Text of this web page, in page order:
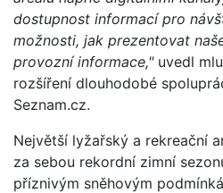
dostupnost informací pro
možnosti, jak prezentovat
provozní informace," uvedl
rozšíření dlouhodobé
Seznam.cz.
Největší lyžařský a rekreační
za sebou rekordní zimní
příznivým sněhovým